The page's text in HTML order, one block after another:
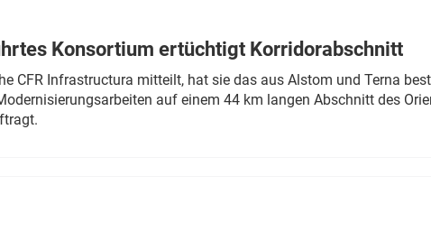
Konsortium ertüchtigt Korridorabschnitt
CFR Infrastructura mitteilt, hat sie das aus Alstom und Terna
auf einem 44 km langen Abschnitt des